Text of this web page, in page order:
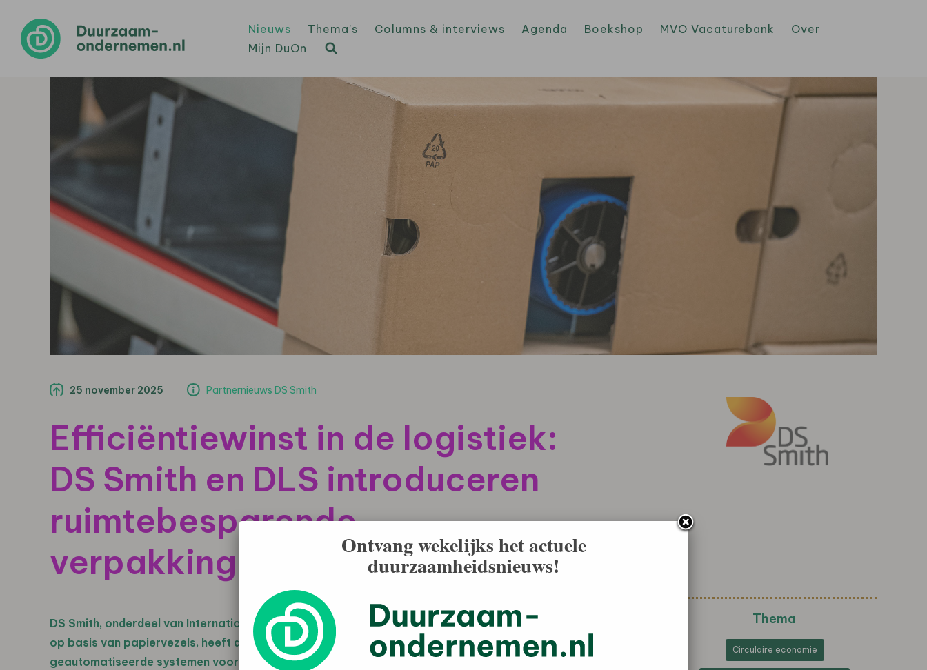
Nieuws Thema’s Columns & interviews Agenda Boekshop MVO Vacaturebank
Over
Mijn DuOn
25 november 2025 Partnernieuws DS Smith
Efficiëntiewinst in de logistiek:
DS Smith en DLS introduceren
ruimtebesparende
verpakkingsoplossing
DS Smith, onderdeel van International Paper en wereldwijde leverancier van duurzame verpakkingen
op basis van papiervezels, heeft de handen ineengeslagen met DLS, producent van
geautomatiseerde systemen voor interne logistiek en infrastructuur. In opdracht van DLS heeft DS
Thema
Circulaire economie
Ontvang wekelijks het actuele
duurzaamheidsnieuws!